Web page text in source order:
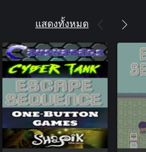
แสดงทั้งหมด